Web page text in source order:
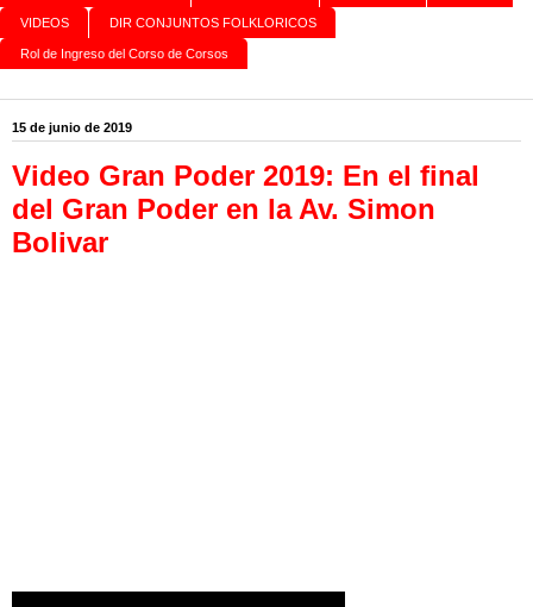
VIDEOS DIR CONJUNTOS FOLKLORICOS
Rol de Ingreso del Corso de Corsos
15 de junio de 2019
Video Gran Poder 2019: En el final
del Gran Poder en la Av. Simon
Bolivar